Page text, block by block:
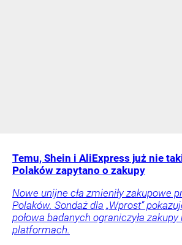
Temu, Shein i AliExpress już nie
Polaków zapytano o zakupy
Nowe unijne cła zmieniły zakupowe
Polaków. Sondaż dla „Wprost”
połowa badanych ograniczyła
platformach.